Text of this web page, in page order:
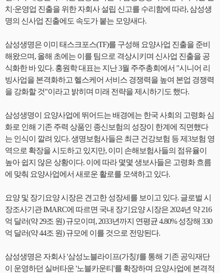
치·운영업 진출을 위한 자회사 설립 신고를 수리함에 따라, 삼성생
명의 신사업 진출에도 속도가 붙는 모양새다.
삼성생명은 이미 태스크포스(TF)를 구성해 요양사업 진출을 준비
해왔으며, 올해 초에는 이를 팀으로 격상시키며 신사업 진출을 공
식화한 바 있다. 홍원학 대표는 지난 3월 주주총회에서 "시니어 리
빙사업을 본격화하고 헬스케어 서비스 경쟁력을 높여 본업 경쟁력
을 강화할 것"이라고 밝히며 미래 전략을 제시하기도 했다.
삼성생명이 요양사업에 뛰어드는 배경에는 한국 사회의 고령화 심
화로 인해 기존 주력 상품인 종신보험의 성장이 한계에 직면했다
는 인식이 깔려 있다. 생명보험사들은 최근 건강보험 등 제3보험 영
역으로 확장을 시도하고 있지만, 이미 손해보험사들의 점유율이
높아 쉽지 않은 상황이다. 이에 따라 몇몇 생보사들은 고령화 흐름
에 맞춰 요양사업에서 새로운 활로를 모색하고 있다.
요양 및 장기요양 시장은 견고한 성장세를 보이고 있다. 글로벌 시
장조사기관 IMARC에 따르면 국내 장기요양 시장은 2024년 약 216
억 달러(약 29조 원) 규모이며, 2033년까지 연평균 4.80% 성장해 330
억 달러(약 44조 원) 규모에 이를 것으로 전망된다.
삼성생명은 자회사 '삼성노블라이프(가칭)'를 통해 기존 공익재단
이 운영하던 실버타운 '노블카운티'를 확장하며 요양사업에 본격적